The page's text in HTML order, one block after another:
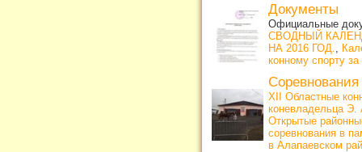
Документы
Официальные
СВОДНЫЙ
НА 2016 ГОД.
конному спорту за
Соревнования
XII Областные
коневладельца
Открытые
соревнования в
в Алапаевском